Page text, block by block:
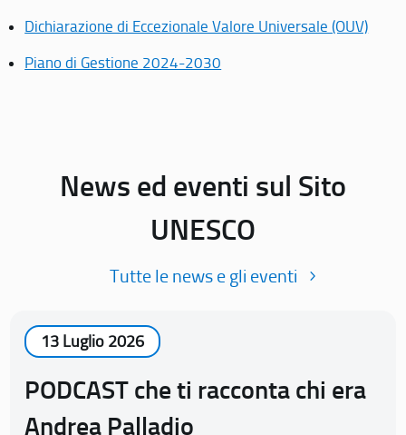
Dichiarazione di Eccezionale Valore Universale (OUV)
Piano di Gestione 2024-2030
News ed eventi sul Sito
UNESCO
Tutte le news e gli eventi
13 Luglio 2026
PODCAST che ti racconta chi era
Andrea Palladio